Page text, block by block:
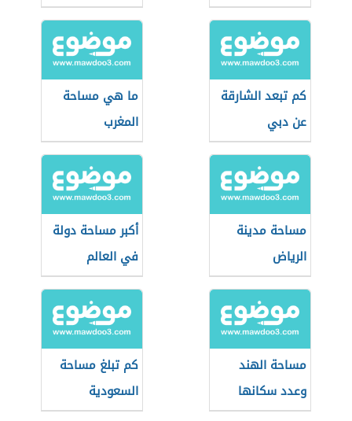
كم تبعد الشارقة
عن دبي
ما هي مساحة
المغرب
مساحة مدينة
الرياض
أكبر مساحة دولة
في العالم
مساحة الهند
وعدد سكانها
كم تبلغ مساحة
السعودية